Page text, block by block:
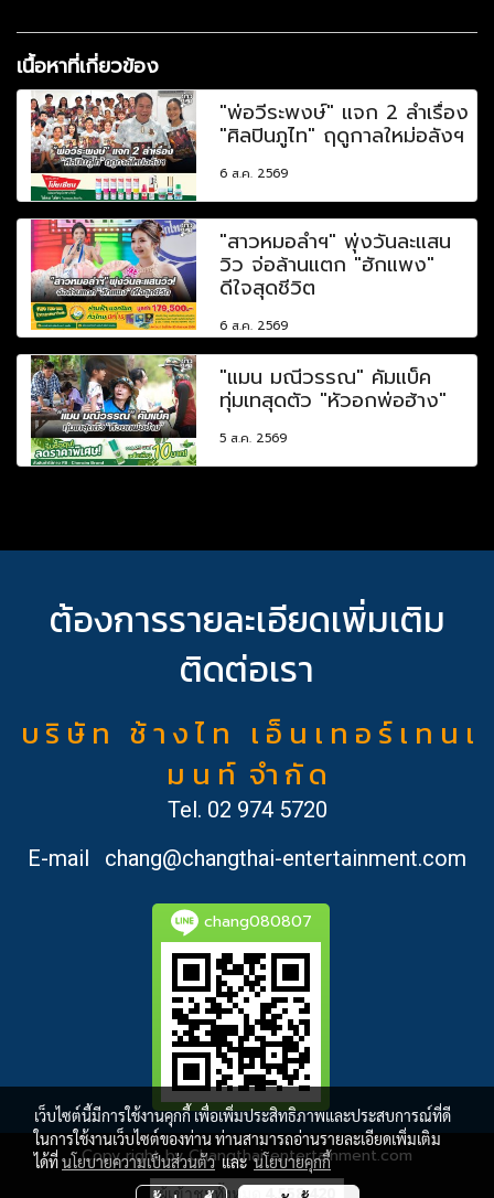
เนื้อหาที่เกี่ยวข้อง
"พ่อวีระพงษ์" แจก 2 ลำเรื่อง
"ศิลปินภูไท" ฤดูกาลใหม่อลังฯ
6 ส.ค. 2569
"สาวหมอลำฯ" พุ่งวันละแสน
วิว จ่อล้านแตก "ฮักแพง"
ดีใจสุดชีวิต
6 ส.ค. 2569
"แมน มณีวรรณ" คัมแบ็ค
ทุ่มเทสุดตัว "หัวอกพ่อฮ้าง"
5 ส.ค. 2569
ต้องการรายละเอียดเพิ่มเติม
ติดต่อเรา
บ ริ ษั ท ช้ า ง ไ ท เ อ็ น เ ท อ ร์ เ ท น เ
ม น ท์ จำ กั ด
Tel. 02 974 5720
E-mail
chang@changthai-entertainment.com
chang080807
Copy right by Changthai-entertainment.com
ผู้เข้าชมทั้งหมด 4,558,420
เว็บไซต์นี้มีการใช้งานคุกกี้ เพื่อเพิ่มประสิทธิภาพและประสบการณ์ที่ดี
ในการใช้งานเว็บไซต์ของท่าน ท่านสามารถอ่านรายละเอียดเพิ่มเติม
ได้ที่นโยบายความเป็นส่วนตัวและนโยบายคุกกี้